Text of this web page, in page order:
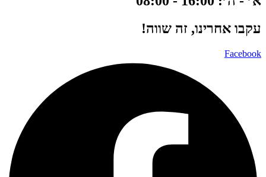
עקבו אחרינו, זה שווה!
Facebook